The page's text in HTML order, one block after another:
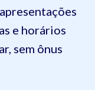
e horários
sem ônus